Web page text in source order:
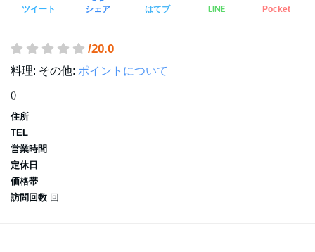
ツイート シェア はてブ LINE Pocket
/20.0
料理: その他: ポイントについて
()
住所
TEL
営業時間
定休日
価格帯
訪問回数 回